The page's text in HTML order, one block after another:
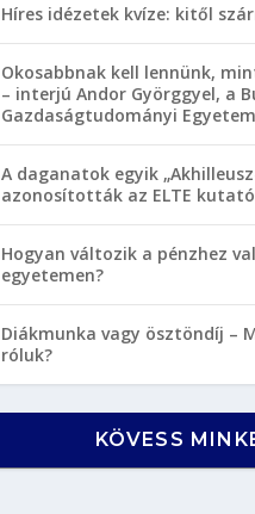
Híres idézetek kvíze: kitől
Okosabbnak kell lennünk,
– interjú Andor Györggyel, a
Gazdaságtudományi
A daganatok egyik
azonosították az ELTE
Hogyan változik a pénzhez
egyetemen?
Diákmunka vagy ösztöndíj –
róluk?
KÖVESS